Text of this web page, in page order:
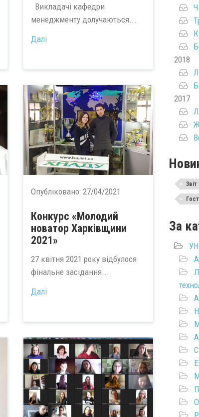
Викладачі кафедри
менеджменту долучаються...
Далі
Опубліковано: 27/04/2021
Конкурс «Молодий
новатор Харківщини
2021»
27 квітня 2021 року відбулося
фінальне засідання...
Далі
2018
2017
Звіт
За